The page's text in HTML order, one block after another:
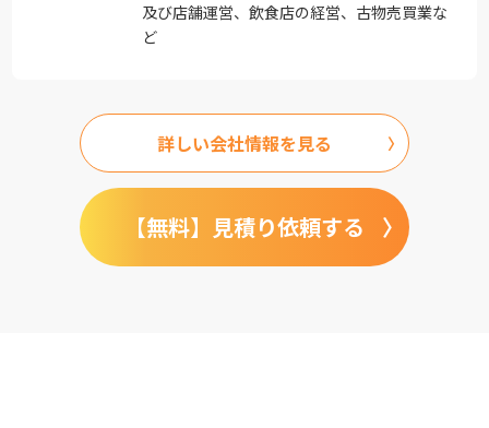
及び店舗運営、飲食店の経営、古物売買業な
ど
詳しい会社情報を見る
【無料】見積り依頼する